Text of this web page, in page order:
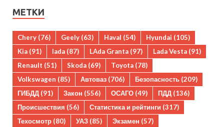
МЕТКИ
Chery (76) Geely (63) Haval (54) Hyundai (105)
Kia (91) lada (87) LAda Granta (97) Lada Vesta (91)
Renault (51) Skoda (69) Toyota (78)
Volkswagen (85) Автоваз (706) Безопасность (209)
ГИБДД (91) Закон (556) ОСАГО (49) ПДД (136)
Происшествия (56) Статистика и рейтинги (317)
Техосмотр (80) УАЗ (85) Экзамен (57)